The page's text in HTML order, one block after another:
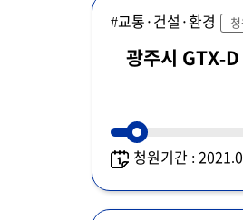
#교통·건설·환경
광주시 GTX-D
청원기간 :